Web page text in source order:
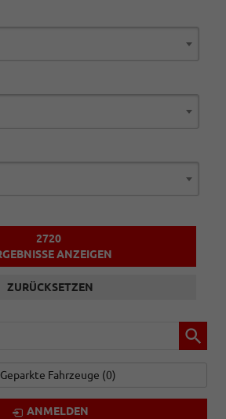
2720
ANZEIGEN
ZURÜCKSETZEN
Geparkte Fahrzeuge (0)
ANMELDEN